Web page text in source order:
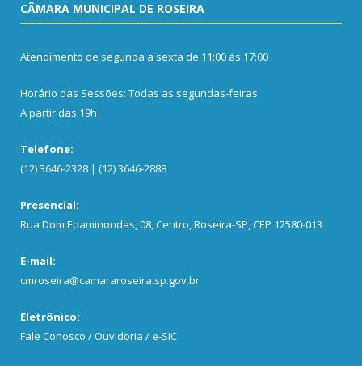
CÂMARA MUNICIPAL DE ROSEIRA
Atendimento de segunda a sexta de 11:00 às 17:00
Horário das Sessões: Todas as segundas-feiras
A partir das 19h
Telefone:
(12) 3646-2328 | (12) 3646-2888
Presencial:
Rua Dom Epaminondas, 08, Centro, Roseira-SP, CEP 12580-013
E-mail:
cmroseira@camararoseira.sp.gov.br
Eletrônico:
Fale Conosco / Ouvidoria / e-SIC